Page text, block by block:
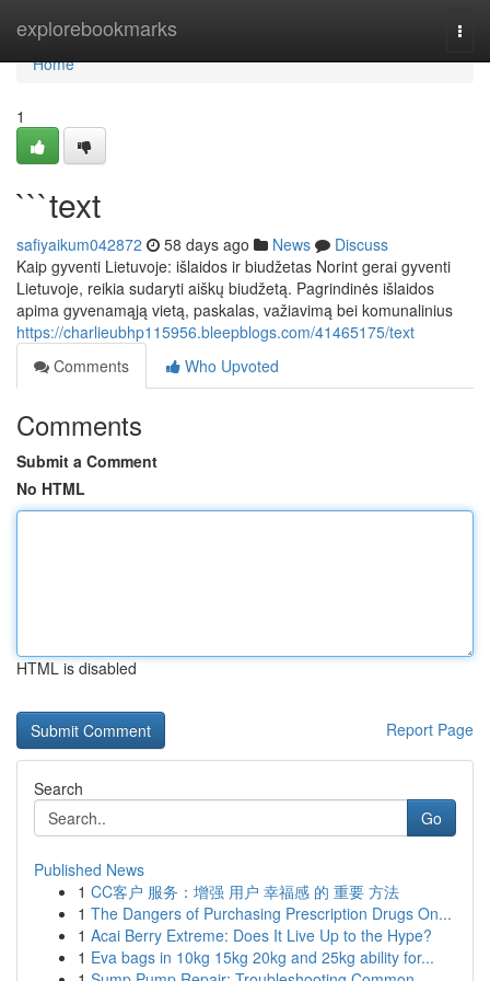
explorebookmarks
Home
Home
1
```text
safiyaikum042872 58 days ago News
Discuss
Kaip gyventi Lietuvoje: išlaidos ir biudžetas Norint gerai gyventi
Lietuvoje, reikia sudaryti aiškų biudžetą. Pagrindinės išlaidos
apima gyvenamąją vietą, paskalas, važiavimą bei komunalinius
https://charlieubhp115956.bleepblogs.com/41465175/text
Comments
Who Upvoted
Comments
Submit a Comment
No HTML
HTML is disabled
Report Page
Search
Go
Published News
1 CC客户 服务：增强 用户 幸福感 的 重要 方法
1 The Dangers of Purchasing Prescription Drugs On...
1 Acai Berry Extreme: Does It Live Up to the Hype?
1 Eva bags in 10kg 15kg 20kg and 25kg ability for...